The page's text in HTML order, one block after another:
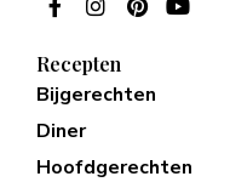
Recepten
Bijgerechten
Diner
Hoofdgerechten